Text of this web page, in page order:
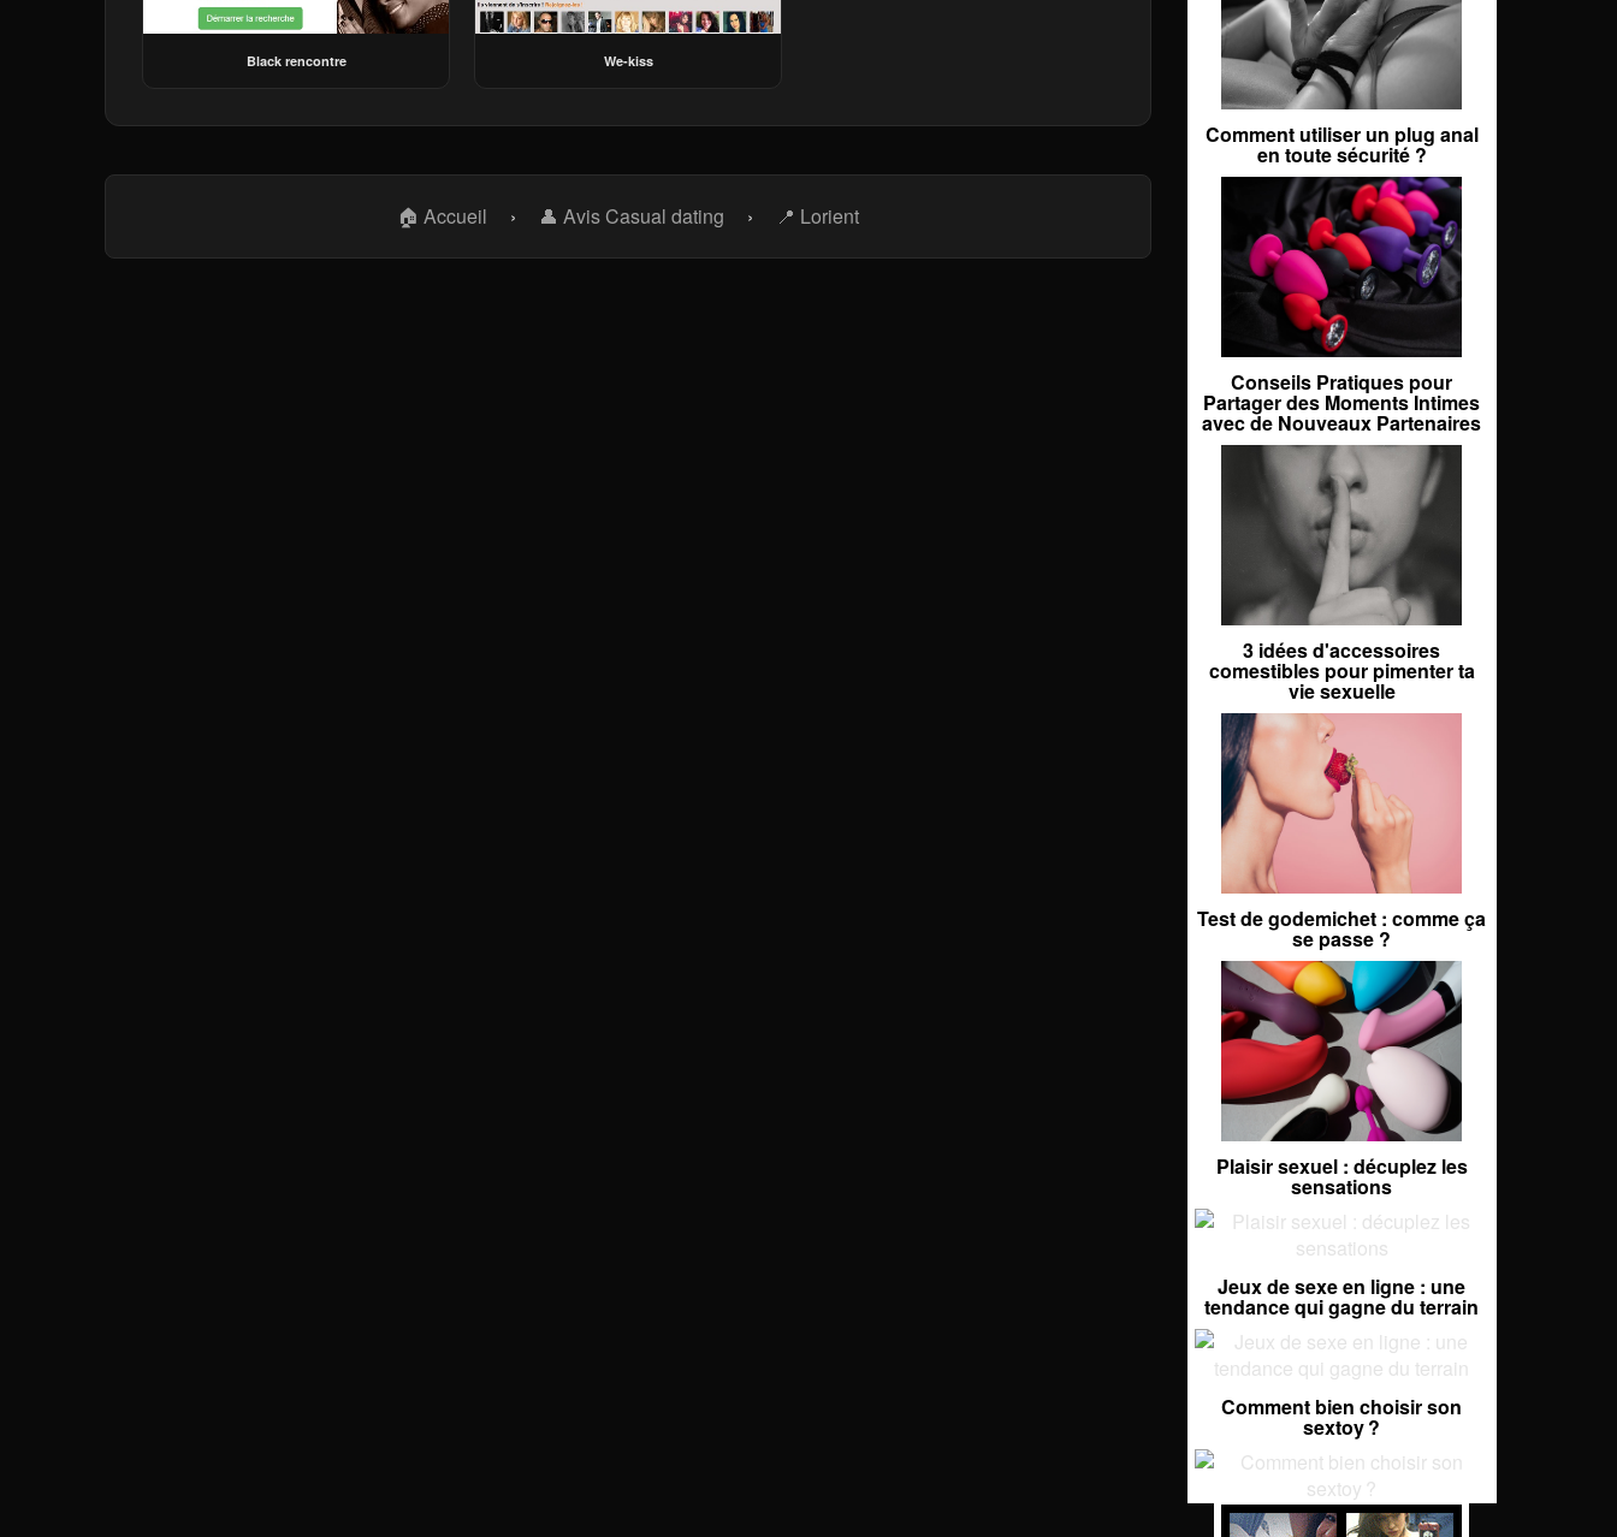
Black rencontre We-kiss
🏠 Accueil › 👤 Avis Casual dating › 📍 Lorient
Comment utiliser un plug anal
en toute sécurité ?
Conseils Pratiques pour
Partager des Moments Intimes
avec de Nouveaux Partenaires
3 idées d'accessoires
comestibles pour pimenter ta
vie sexuelle
Test de godemichet : comme ça
se passe ?
Plaisir sexuel : décuplez les
sensations
Jeux de sexe en ligne : une
tendance qui gagne du terrain
Comment bien choisir son
sextoy ?